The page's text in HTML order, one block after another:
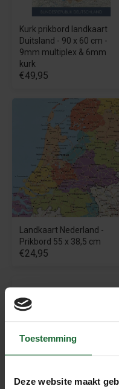
Toestemming
Deze website maakt
Kurk prikbord landkaart
Duitsland - 90 x 60 cm -
9mm multiplex & 6mm
kurk
€49,95
Landkaart Nederland -
Prikbord 55 x 38,5 cm
€24,95